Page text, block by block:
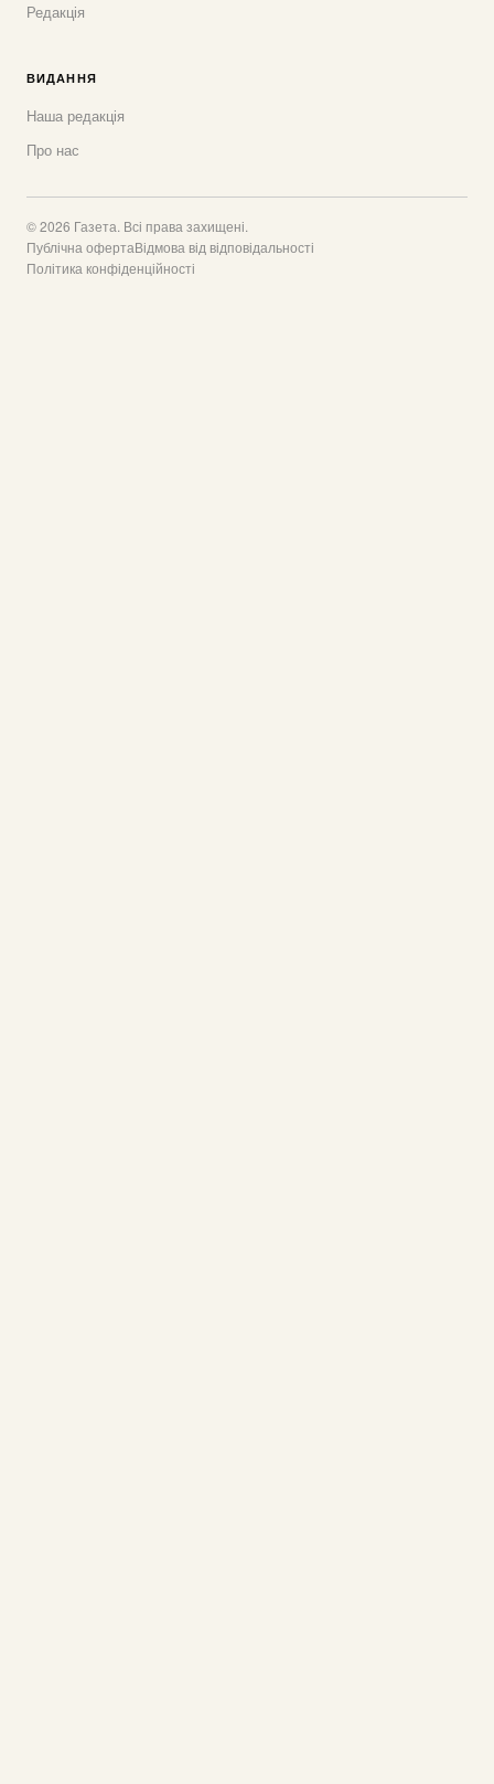
Редакція
ВИДАННЯ
Наша редакція
Про нас
© 2026 Газета. Всі права захищені.
Публічна офертаВідмова від відповідальності
Політика конфіденційності